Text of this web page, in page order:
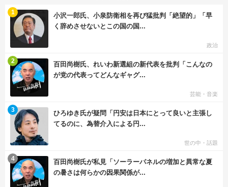
小沢一郎氏、小泉防衛相を再び猛批判「絶望的」「早
く辞めさせないとこの国の国...
政治
1
百田尚樹氏、れいわ新選組の新代表を批判「こんなの
が党の代表ってどんなギャグ...
芸能・音楽
2
ひろゆき氏が疑問「円安は日本にとって良いと主張し
てるのに、為替介入による円...
世の中・話題
3
百田尚樹氏が私見「ソーラーパネルの増加と異常な夏
の暑さは何らかの因果関係が...
4